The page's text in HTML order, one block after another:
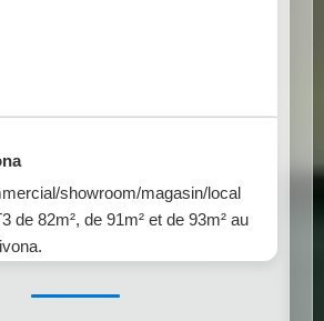
showroom/magasin/local
de 82m², de 91m² et de 93m² au